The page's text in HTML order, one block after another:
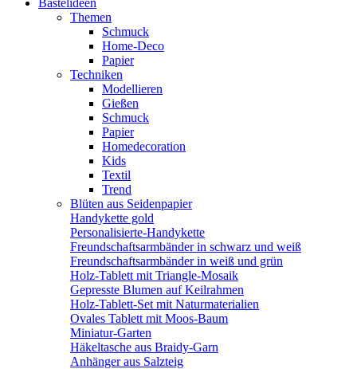
Bastelideen
Themen
Schmuck
Home-Deco
Papier
Techniken
Modellieren
Gießen
Schmuck
Papier
Homedecoration
Kids
Textil
Trend
Blüten aus Seidenpapier
Handykette gold
Personalisierte-Handykette
Freundschaftsarmbänder in schwarz und weiß
Freundschaftsarmbänder in weiß und grün
Holz-Tablett mit Triangle-Mosaik
Gepresste Blumen auf Keilrahmen
Holz-Tablett-Set mit Naturmaterialien
Ovales Tablett mit Moos-Baum
Miniatur-Garten
Häkeltasche aus Braidy-Garn
Anhänger aus Salzteig